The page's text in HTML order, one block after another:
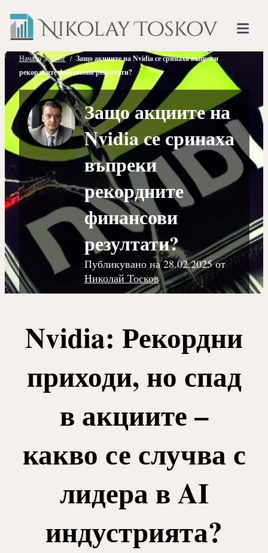
Прескочете
към
съдържанието
Финансов
Начало/Блог/ Защо акциите на Nvidia се сринаха въпреки
рекордните финансови резултати?
Защо акциите на
Nvidia се сринаха
въпреки
рекордните
финансови
резултати?
Публикувано на28.02.2025от
Николай Тосков
Nvidia: Рекордни
приходи, но спад
в акциите –
какво се случва с
лидера в AI
индустрията?